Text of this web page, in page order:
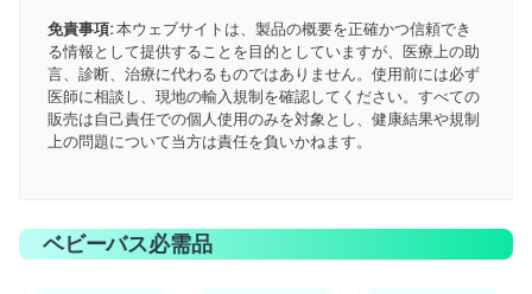
免責事項:本ウェブサイトは、製品の概要を正確かつ信頼でき
る情報として提供することを目的としていますが、医療上の助
言、診断、治療に代わるものではありません。使用前には必ず
医師に相談し、現地の輸入規制を確認してください。すべての
販売は自己責任での個人使用のみを対象とし、健康結果や規制
上の問題について当方は責任を負いかねます。
ベビーバス必需品